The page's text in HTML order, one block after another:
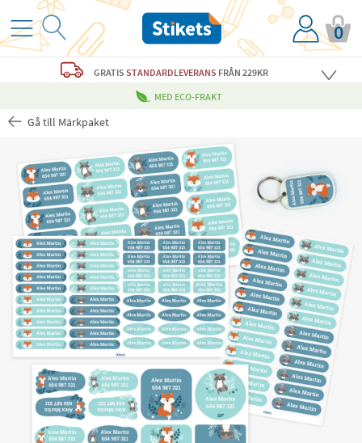
0
GRATIS STANDARDLEVERANS FRÅN 229KR
MED ECO-FRAKT
Gå till Märkpaket